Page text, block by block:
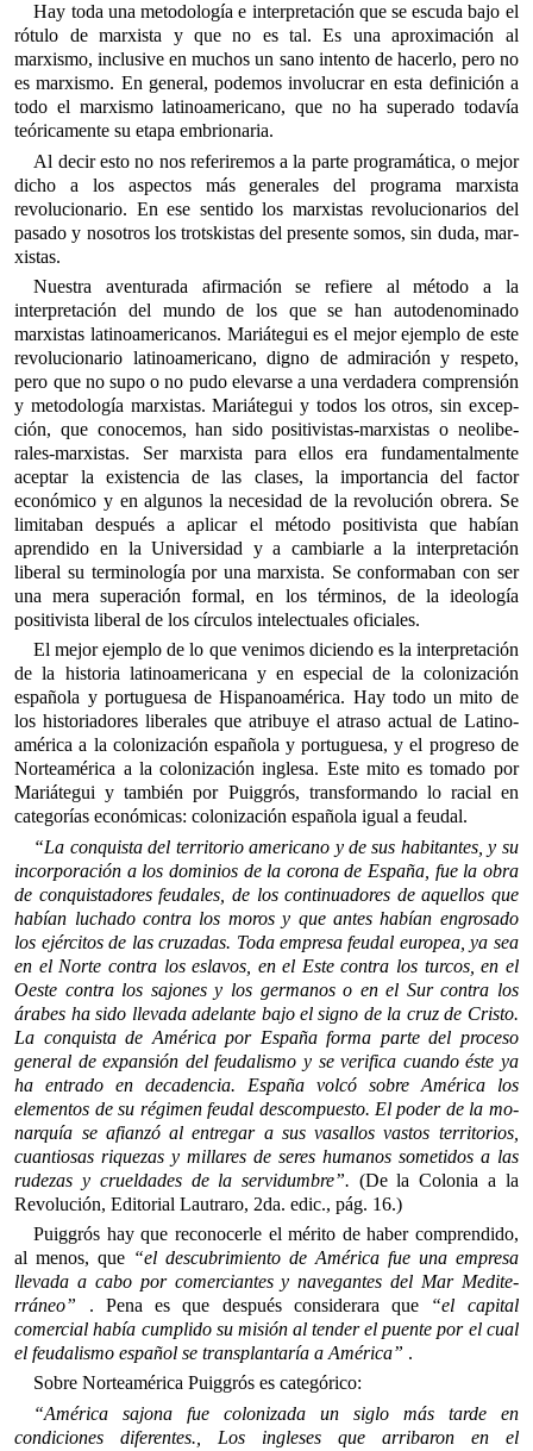
Hay toda una metodología e interpretación que se escuda bajo el
rótulo de marxista y que no es tal. Es una aproximación al
marxismo, inclusive en muchos un sano intento de hacerlo, pero no
es marxismo. En general, podemos involucrar en esta definición a
todo el marxismo latinoamericano, que no ha superado todavía
teóricamente su etapa embrionaria.
Al decir esto no nos referiremos a la parte programática, o mejor
dicho a los aspectos más generales del programa marxista
revolucionario. En ese sentido los marxistas revolucionarios del
pasado y nosotros los trotskistas del presente somos, sin duda, mar­
xistas.
Nuestra aventurada afirmación se refiere al método a la
interpretación del mundo de los que se han autodenominado
marxistas latinoamericanos. Mariátegui es el mejor ejemplo de este
revolucionario latinoamericano, digno de admiración y respeto,
pero que no supo o no pudo elevarse a una verdadera comprensión
y metodología marxistas. Mariátegui y todos los otros, sin excep­
ción, que conocemos, han sido positivistas‑marxistas o neolibe­
rales‑marxistas. Ser marxista para ellos era fundamentalmente
acep­tar la existencia de las clases, la importancia del factor
económico y en algunos la necesidad de la revolución obrera. Se
limitaban después a aplicar el método positivista que habían
aprendido en la Universidad y a cambiarle a la interpretación
liberal su terminología por una marxista. Se conformaban con ser
una mera supera­ción formal, en los términos, de la ideología
positivista liberal de los círculos intelectuales oficiales.
El mejor ejemplo de lo que venimos diciendo es la interpreta­ción
de la historia latinoamericana y en especial de la colonización
española y portuguesa de Hispanoamérica. Hay todo un mito de
los historiadores liberales que atribuye el atraso actual de Latino­
américa a la colonización española y portuguesa, y el progreso de
Norteamérica a la colonización inglesa. Este mito es tomado por
Mariátegui y también por Puiggrós, transformando lo racial en
categorías económicas: colonización española igual a feudal.
“La conquista del territorio americano y de sus habitantes, y su
incorpo­ración a los dominios de la corona de España, fue la obra
de conquis­tadores feudales, de los continuadores de aquellos que
habían luchado contra los moros y que antes habían engrosado
los ejércitos de las cru­zadas. Toda empresa feudal europea, ya sea
en el Norte contra los es­lavos, en el Este contra los turcos, en el
Oeste contra los sajones y los germanos o en el Sur contra los
árabes ha sido llevada adelante bajo el signo de la cruz de Cristo.
La conquista de América por España forma parte del proceso
general de expansión del feudalismo y se verifica cuando éste ya
ha entrado en decadencia. España volcó sobre América los
elementos de su régimen feudal descompuesto. El poder de la mo­
narquía se afianzó al entregar a sus vasallos vastos territorios,
cuantiosas riquezas y millares de seres humanos sometidos a las
rudezas y cruelda­des de la servidumbre”. (De la Colonia a la
Revolución, Editorial Lautra­ro, 2da. edic., pág. 16.)
Puiggrós hay que reconocerle el mérito de haber compren­dido,
al menos, que “el descubrimiento de América fue una empre­sa
llevada a cabo por comerciantes y navegantes del Mar Medite­
rráneo” . Pena es que después considerara que “el capital
comercial había cumplido su misión al tender el puente por el cual
el feudalismo español se transplantaría a América” .
Sobre Norteamérica Puiggrós es categórico:
“América sajona fue colonizada un siglo más tarde en
condiciones dife­rentes., Los ingleses que arribaron en el